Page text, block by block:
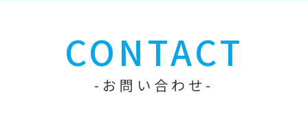
CONTACT
お問い合わせ